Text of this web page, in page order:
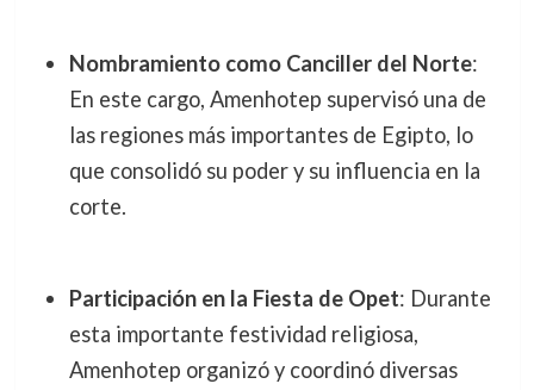
Nombramiento como Canciller del Norte:
En este cargo, Amenhotep supervisó una de
las regiones más importantes de Egipto, lo
que consolidó su poder y su influencia en la
corte.
Participación en la Fiesta de Opet: Durante
esta importante festividad religiosa,
Amenhotep organizó y coordinó diversas